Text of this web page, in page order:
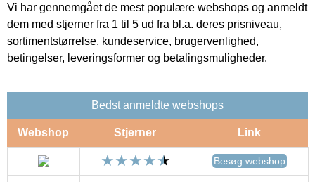
Vi har gennemgået de mest populære webshops og anmeldt
dem med stjerner fra 1 til 5 ud fra bl.a. deres prisniveau,
sortimentstørrelse, kundeservice, brugervenlighed,
betingelser, leveringsformer og betalingsmuligheder.
Bedst anmeldte webshops
Webshop Stjerner Link
Besøg webshop